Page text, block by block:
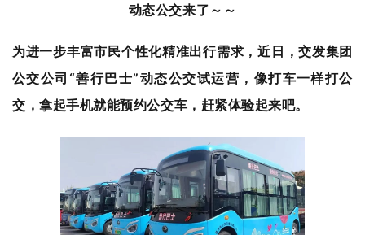
动态公交来了～～
为进一步丰富市民个性化精准出行需求，近日，交发集团
公交公司“善行巴士”动态公交试运营，像打车一样打公
交，拿起手机就能预约公交车，赶紧体验起来吧。